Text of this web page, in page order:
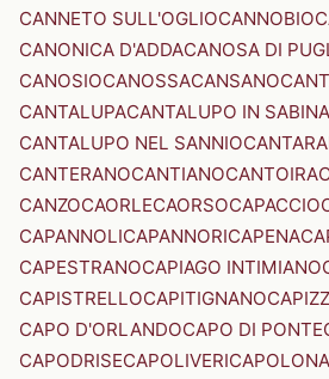
CANNETO SULL'OGLIOCANNOBIO
CANONICA D'ADDACANOSA DI
CANOSIOCANOSSACANSANO
CANTALUPACANTALUPO IN SABINA
CANTALUPO NEL SANNIO
CANTERANOCANTIANOCANTOIRA
CANZOCAORLECAORSOCAPACCIO
CAPANNOLICAPANNORICAPENA
CAPESTRANOCAPIAGO INTIMIANO
CAPISTRELLOCAPITIGNANO
CAPO D'ORLANDOCAPO DI PONTE
CAPODRISECAPOLIVERICAPOLONA